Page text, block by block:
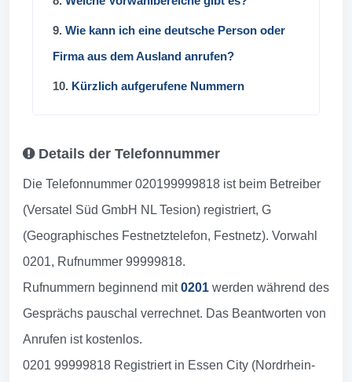
9. Wie kann ich eine deutsche Person oder
Firma aus dem Ausland anrufen?
10. Kürzlich aufgerufene Nummern
Details der Telefonnummer
Die Telefonnummer 020199999818 ist beim Betreiber
(Versatel Süd GmbH NL Tesion) registriert, G
(Geographisches Festnetztelefon, Festnetz). Vorwahl
0201, Rufnummer 99999818.
Rufnummern beginnend mit0201 werden während des
Gesprächs pauschal verrechnet. Das Beantworten von
Anrufen ist kostenlos.
0201 99999818 Registriert in Essen City (Nordrhein-